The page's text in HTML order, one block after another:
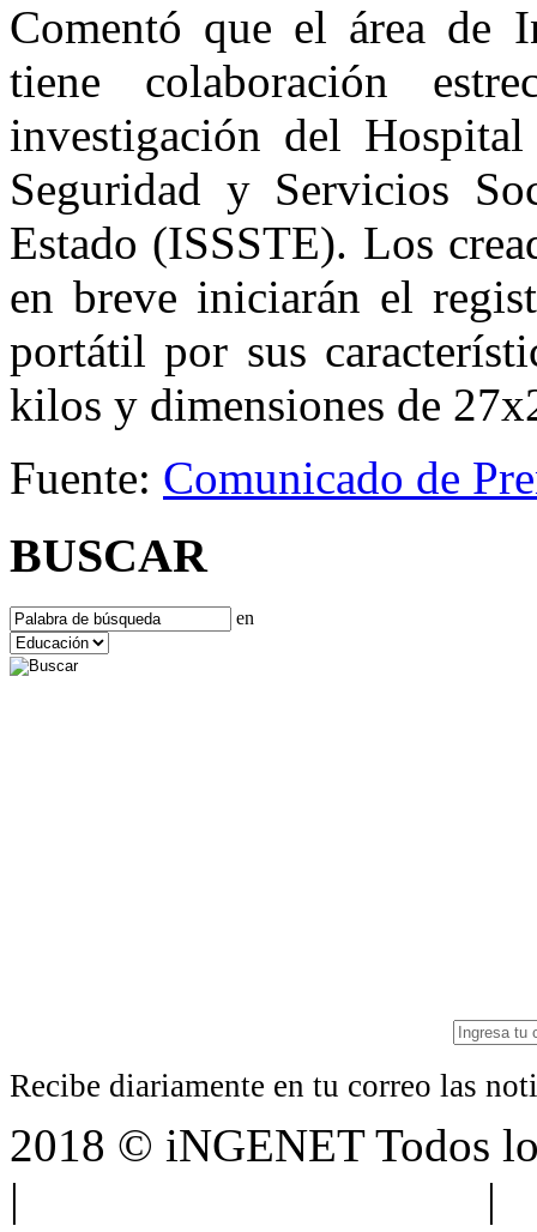
Comentó que el área de
tiene colaboración
investigación del
Seguridad y Servicios
Estado (ISSSTE). Los
en breve iniciarán el
portátil por sus
kilos y dimensiones de
Fuente: Comunicado de
BUSCAR
en
Recibe diariamente en tu correo las
2018 © iNGENET Todos
|
|